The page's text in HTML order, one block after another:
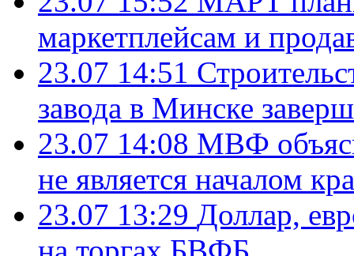
маркетплейсам и
23.07 14:51
завода в Минске
23.07 14:08 МВФ
не является началом
23.07 13:29 Доллар,